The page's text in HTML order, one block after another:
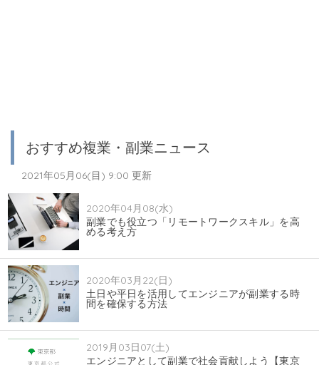
おすすめ複業・副業ニュース
2021年05月06(目) 9:00 更新
2020年04月08(水)
副業でも役立つ「リモートワークスキル」を高
める考え方
2020年03月22(日)
土日や平日を活用してエンジニアが副業する時
間を確保する方法
2019月03日07(土)
エンジニアとして副業で社会貢献しよう【東京